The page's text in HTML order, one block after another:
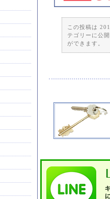
この投稿は
テゴリーに公
ができます。